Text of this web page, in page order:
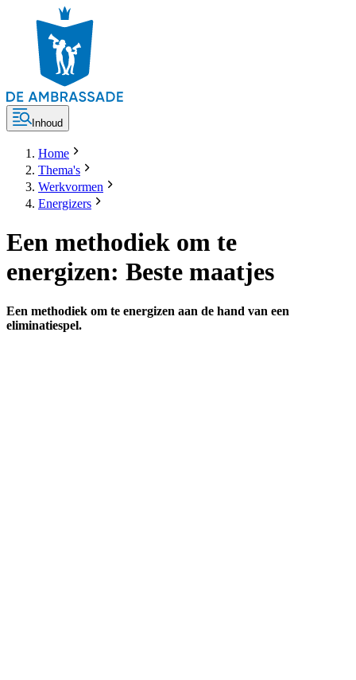
Inhoud
Home
Thema's
Werkvormen
Energizers
Een methodiek om te
energizen: Beste maatjes
Een methodiek om te energizen aan de hand van een
eliminatiespel.